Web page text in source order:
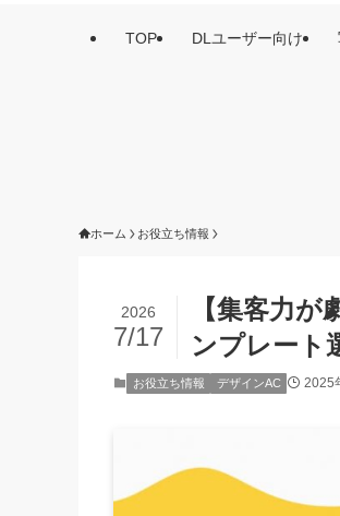
TOP DLユーザー向け
ホーム お役立ち情報
【集客力
ンプレート
2026
7/17
お役立ち情報 デザインAC 2025